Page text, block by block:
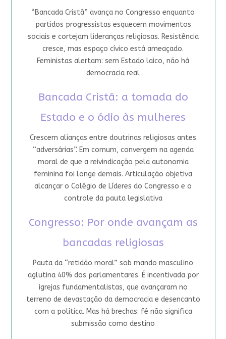
“Bancada Cristã” avança no Congresso enquanto
partidos progressistas esquecem movimentos
sociais e cortejam lideranças religiosas. Resistência
cresce, mas espaço cívico está ameaçado.
Feministas alertam: sem Estado laico, não há
democracia real
Bancada Cristã: a tomada do
Estado e o ódio às mulheres
Crescem alianças entre doutrinas religiosas antes
“adversárias”. Em comum, convergem na agenda
moral de que a reivindicação pela autonomia
feminina foi longe demais. Articulação objetiva
alcançar o Colégio de Líderes do Congresso e o
controle da pauta legislativa
Congresso: Por onde avançam as
bancadas religiosas
Pauta da “retidão moral” sob mando masculino
aglutina 40% dos parlamentares. É incentivada por
igrejas fundamentalistas, que avançaram no
terreno de devastação da democracia e desencanto
com a política. Mas há brechas: fé não significa
submissão como destino